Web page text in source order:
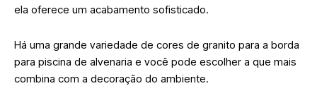
ela oferece um acabamento sofisticado.
Há uma grande variedade de cores de granito para a borda
para piscina de alvenaria e você pode escolher a que mais
combina com a decoração do ambiente.